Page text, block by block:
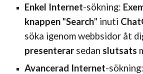
Enkel Internet-sökning:
knappen "Search" inuti
söka igenom webbsidor åt
presenterar sedan slutsats
Avancerad Internet-sökning: